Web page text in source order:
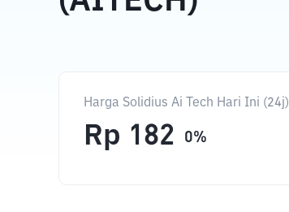
Harga Solidius Ai Tech Hari Ini (24j)
Rp 182 0%